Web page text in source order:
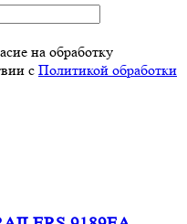
на обработку
c Политикой обработки